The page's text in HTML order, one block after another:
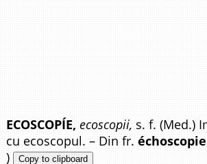
ECOSCOPÍE, ecoscopii, s. f. (Med.)
cu ecoscopul. – Din fr.
) Copy to clipboard